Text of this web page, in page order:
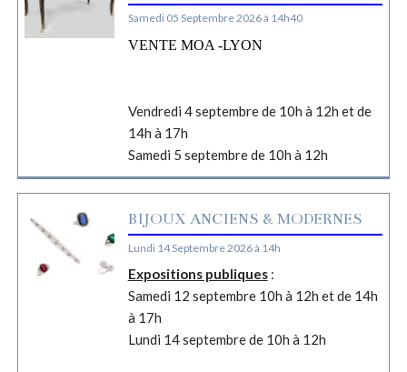
Samedi 05 Septembre 2026 à 14h40
VENTE MOA -LYON
Vendredi 4 septembre de 10h à 12h et de
14h à 17h
Samedi 5 septembre de 10h à 12h
BIJOUX ANCIENS & MODERNES
Lundi 14 Septembre 2026 à 14h
Expositions publiques:
Samedi 12 septembre 10h à 12h et de 14h
à 17h
Lundi 14 septembre de 10h à 12h